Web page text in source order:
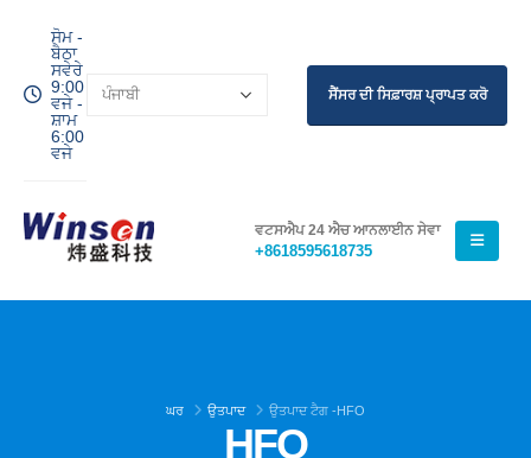
ਸੋਮ -
ਬੈਠਾ
ਸਵੇਰੇ
9:00
ਵਜੇ -
ਸ਼ਾਮ
6:00
ਵਜੇ
ਸੈਂਸਰ ਦੀ ਸਿਫ਼ਾਰਸ਼ ਪ੍ਰਾਪਤ ਕਰੋ
ਵਟਸਐਪ 24 ਐਚ ਆਨਲਾਈਨ ਸੇਵਾ
+8618595618735
ਘਰ ਉਤਪਾਦ ਉਤਪਾਦ ਟੈਗ -HFO
HFO